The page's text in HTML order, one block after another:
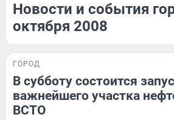
Новости и события
октября 2008
ГОРОД
В субботу состоится
важнейшего участка
ВСТО